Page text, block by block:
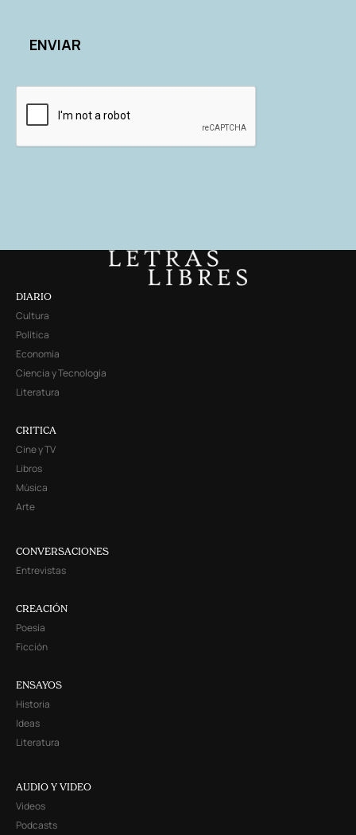
DIARIO
Cultura
Política
Economía
Ciencia y Tecnología
Literatura
CRITICA
Cine y TV
Libros
Música
Arte
CONVERSACIONES
Entrevistas
CREACIÓN
Poesía
Ficción
ENSAYOS
Historia
Ideas
Literatura
AUDIO Y VIDEO
Videos
Podcasts